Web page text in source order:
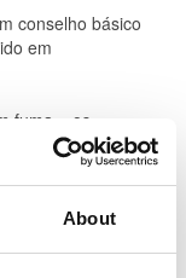
About
conselho básico
em
fuma – os
conhecidos;
cor, tais como